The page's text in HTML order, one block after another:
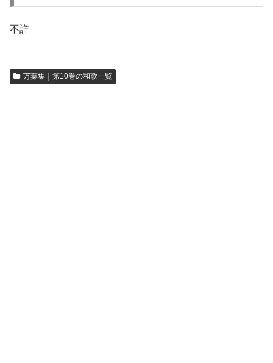
不詳
万葉集｜第10巻の和歌一覧